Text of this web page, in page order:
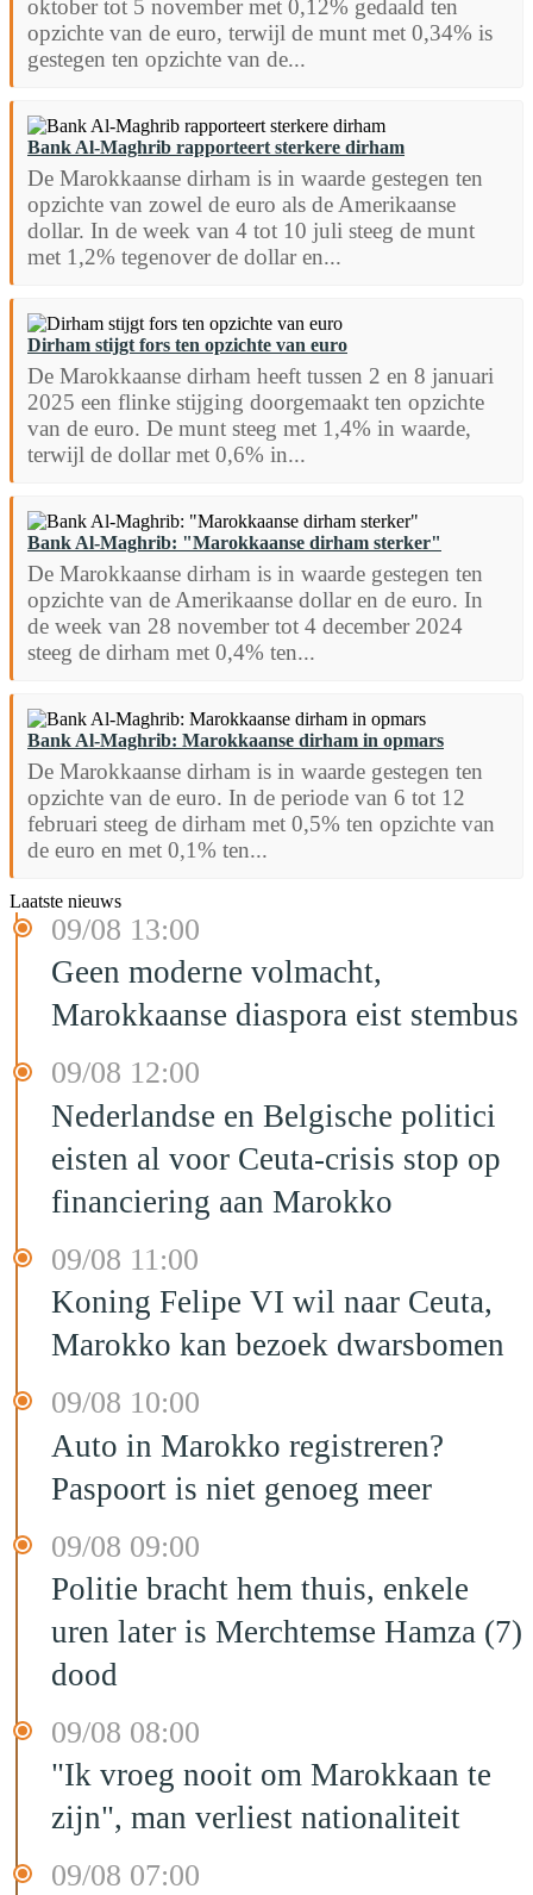
oktober tot 5 november met 0,12% gedaald ten
opzichte van de euro, terwijl de munt met 0,34% is
gestegen ten opzichte van de...
Bank Al-Maghrib rapporteert sterkere dirham
De Marokkaanse dirham is in waarde gestegen ten
opzichte van zowel de euro als de Amerikaanse
dollar. In de week van 4 tot 10 juli steeg de munt
met 1,2% tegenover de dollar en...
Dirham stijgt fors ten opzichte van euro
De Marokkaanse dirham heeft tussen 2 en 8 januari
2025 een flinke stijging doorgemaakt ten opzichte
van de euro. De munt steeg met 1,4% in waarde,
terwijl de dollar met 0,6% in...
Bank Al-Maghrib: "Marokkaanse dirham sterker"
De Marokkaanse dirham is in waarde gestegen ten
opzichte van de Amerikaanse dollar en de euro. In
de week van 28 november tot 4 december 2024
steeg de dirham met 0,4% ten...
Bank Al-Maghrib: Marokkaanse dirham in opmars
De Marokkaanse dirham is in waarde gestegen ten
opzichte van de euro. In de periode van 6 tot 12
februari steeg de dirham met 0,5% ten opzichte van
de euro en met 0,1% ten...
Laatste nieuws
09/08 13:00
Geen moderne volmacht,
Marokkaanse diaspora eist stembus
09/08 12:00
Nederlandse en Belgische politici
eisten al voor Ceuta-crisis stop op
financiering aan Marokko
09/08 11:00
Koning Felipe VI wil naar Ceuta,
Marokko kan bezoek dwarsbomen
09/08 10:00
Auto in Marokko registreren?
Paspoort is niet genoeg meer
09/08 09:00
Politie bracht hem thuis, enkele
uren later is Merchtemse Hamza (7)
dood
09/08 08:00
"Ik vroeg nooit om Marokkaan te
zijn", man verliest nationaliteit
09/08 07:00